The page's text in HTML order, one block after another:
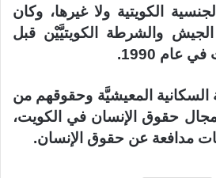
الكويتية ولا غيرها، وكان
والشرطة الكويتيَّيْن قبل
عام 1990.
السكانية المعيشيَّة وحقوقهم من
مجال حقوق الإنسان في الكويت،
مدافعة عن حقوق الإنسان.